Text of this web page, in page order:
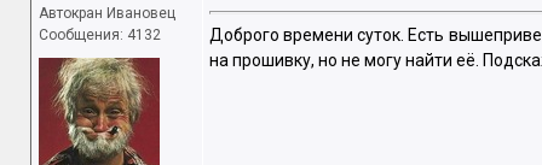
Автокран Ивановец
Сообщения: 4132
Доброго времени суток. Есть
на прошивку, но не могу найти её.